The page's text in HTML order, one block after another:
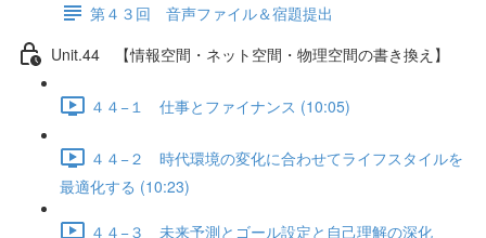
第４３回 音声ファイル＆宿題提出
Unit.44 【情報空間・ネット空間・物理空間の書き換え】
４４−１ 仕事とファイナンス (10:05)
４４−２ 時代環境の変化に合わせてライフスタイルを
最適化する (10:23)
４４−３ 未来予測とゴール設定と自己理解の深化